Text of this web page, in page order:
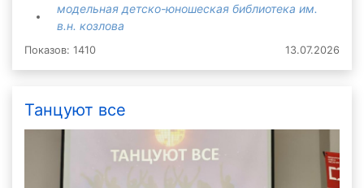
модельная детско-юношеская библиотека им.
в.н. козлова
Показов: 1410 13.07.2026
Танцуют все